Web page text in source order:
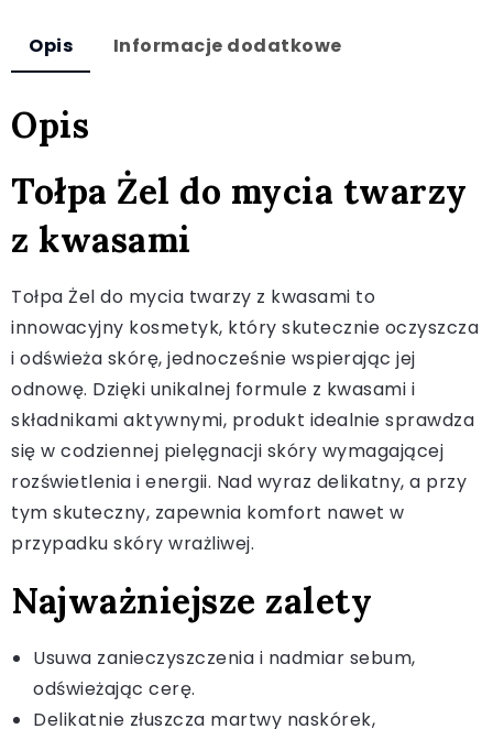
Opis Informacje dodatkowe
Opis
Tołpa Żel do mycia twarzy
z kwasami
Tołpa Żel do mycia twarzy z kwasami to
innowacyjny kosmetyk, który skutecznie oczyszcza
i odświeża skórę, jednocześnie wspierając jej
odnowę. Dzięki unikalnej formule z kwasami i
składnikami aktywnymi, produkt idealnie sprawdza
się w codziennej pielęgnacji skóry wymagającej
rozświetlenia i energii. Nad wyraz delikatny, a przy
tym skuteczny, zapewnia komfort nawet w
przypadku skóry wrażliwej.
Najważniejsze zalety
Usuwa zanieczyszczenia i nadmiar sebum,
odświeżając cerę.
Delikatnie złuszcza martwy naskórek,